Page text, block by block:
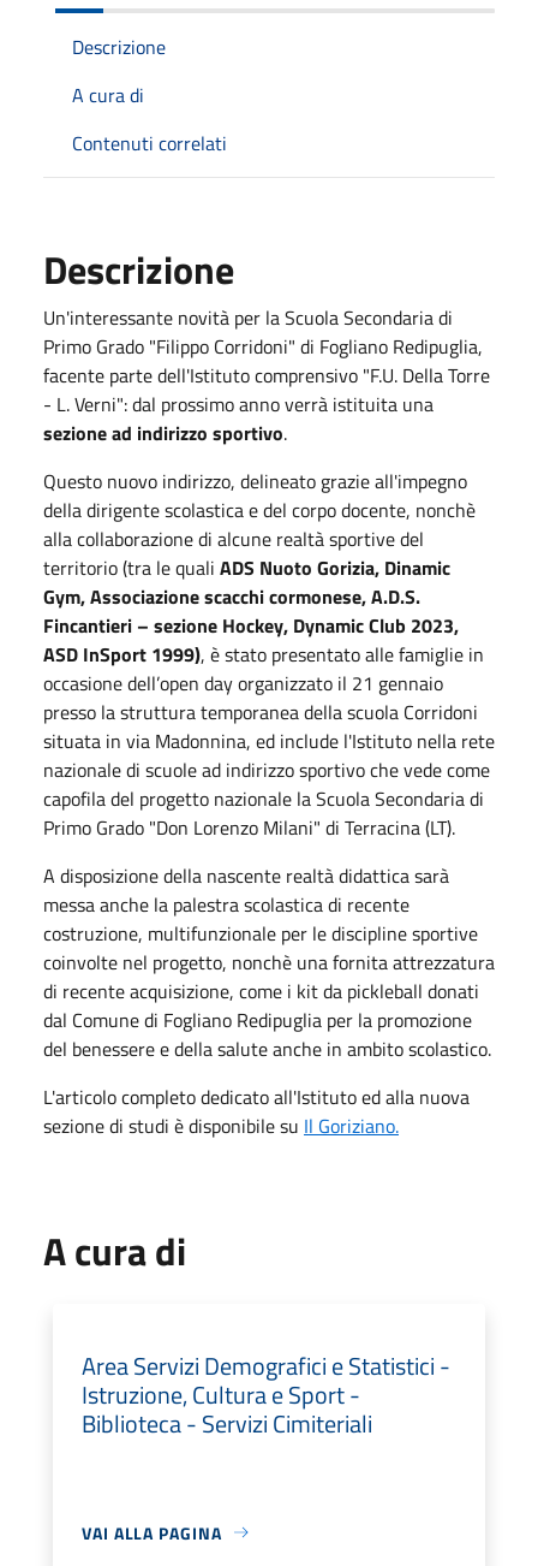
Descrizione
A cura di
Contenuti correlati
Descrizione
Un'interessante novità per la Scuola Secondaria di
Primo Grado "Filippo Corridoni" di Fogliano Redipuglia,
facente parte dell'Istituto comprensivo "F.U. Della Torre
- L. Verni": dal prossimo anno verrà istituita una
sezione ad indirizzo sportivo.
Questo nuovo indirizzo, delineato grazie all'impegno
della dirigente scolastica e del corpo docente, nonchè
alla collaborazione di alcune realtà sportive del
territorio (tra le quali ADS Nuoto Gorizia, Dinamic
Gym, Associazione scacchi cormonese, A.D.S.
Fincantieri – sezione Hockey, Dynamic Club 2023,
ASD InSport 1999), è stato presentato alle famiglie in
occasione dell’open day organizzato il 21 gennaio
presso la struttura temporanea della scuola Corridoni
situata in via Madonnina, ed include l'Istituto nella rete
nazionale di scuole ad indirizzo sportivo che vede come
capofila del progetto nazionale la Scuola Secondaria di
Primo Grado "Don Lorenzo Milani" di Terracina (LT).
A disposizione della nascente realtà didattica sarà
messa anche la palestra scolastica di recente
costruzione, multifunzionale per le discipline sportive
coinvolte nel progetto, nonchè una fornita attrezzatura
di recente acquisizione, come i kit da pickleball donati
dal Comune di Fogliano Redipuglia per la promozione
del benessere e della salute anche in ambito scolastico.
L'articolo completo dedicato all'Istituto ed alla nuova
sezione di studi è disponibile su Il Goriziano.
A cura di
Area Servizi Demografici e Statistici -
Istruzione, Cultura e Sport -
Biblioteca - Servizi Cimiteriali
VAI ALLA PAGINA